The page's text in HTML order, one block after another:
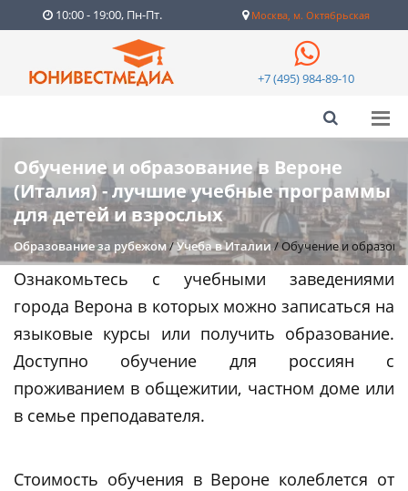
10:00 - 19:00, Пн-Пт. Москва, м. Октябрьская
+7 (495) 984-89-10
Обучение и образование в Вероне
(Италия) - лучшие учебные программы
для детей и взрослых
Образование за рубежом/Учеба в Италии/Обучение и
Ознакомьтесь с учебными заведениями
города Верона в которых можно записаться на
языковые курсы или получить образование.
Доступно обучение для россиян с
проживанием в общежитии, частном доме или
в семье преподавателя.
Стоимость обучения в Вероне колеблется от